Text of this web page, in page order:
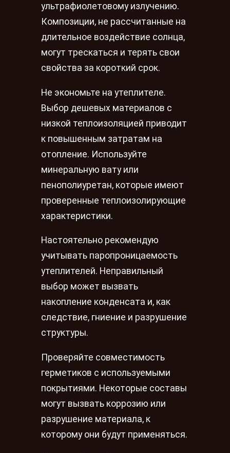
ультрафиолетовому излучению.
Композиции, не рассчитанные на
длительное воздействие солнца,
могут трескаться и терять свои
свойства за короткий срок.
Не экономьте на утеплителе.
Выбор дешевых материалов с
низкой теплоизоляцией приводит
к повышенным затратам на
отопление. Используйте
минеральную вату или
пенополиуретан, которые имеют
проверенные теплоизолирующие
характеристики.
Настоятельно рекомендую
учитывать паропроницаемость
утеплителей. Неправильный
выбор может вызвать
накопление конденсата и, как
следствие, гниение и разрушение
структуры.
Проверяйте совместимость
герметиков с используемыми
покрытиями. Некоторые составы
могут вызвать коррозию или
разрушение материала, к
которому они будут применяться.